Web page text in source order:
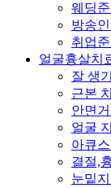
웨딩준
방송
취업
얼굴흉살치
잘 생
근본
안면
얼굴
아큐
결절,
눈밑